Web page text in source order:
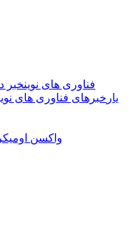
فناوری های نوینخبر
یار خبرهای فناوری های
واکسن